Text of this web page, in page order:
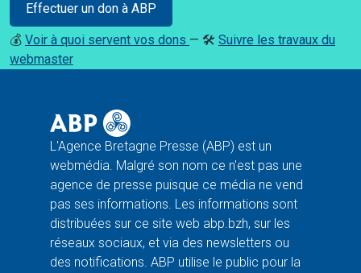
Effectuer un don à ABP
💰 Voir à quoi servent vos dons — 🛠️ Suivre les travaux du
webmaster
L'Agence Bretagne Presse (ABP) est un
webmédia. Malgré son nom ce n'est pas une
agence de presse puisque ce média ne vend
pas ses informations. Les informations sont
distribuées sur ce site web abp.bzh, sur les
réseaux sociaux, et via des newsletters ou
des notifications. ABP utilise le public pour la